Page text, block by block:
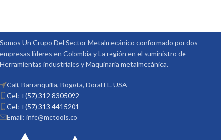
Somos Un Grupo Del Sector Metalmecánico conformado por dos
empresas lideres en Colombia y La región en el suministro de
Herramientas industriales y Maquinaria metalmecánica.
Cali, Barranquilla, Bogota, Doral FL. USA
Cel: +(57) 312 8305092
Cel: +(57) 313 4415201
Email: info@mctools.co